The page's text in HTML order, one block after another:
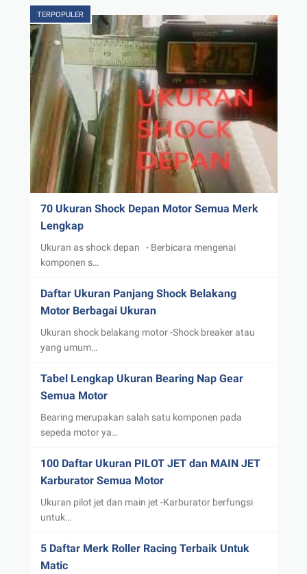
TERPOPULER
70 Ukuran Shock Depan Motor Semua Merk
Lengkap
Ukuran as shock depan - Berbicara mengenai
komponen s…
Daftar Ukuran Panjang Shock Belakang
Motor Berbagai Ukuran
Ukuran shock belakang motor -Shock breaker atau
yang umum…
Tabel Lengkap Ukuran Bearing Nap Gear
Semua Motor
Bearing merupakan salah satu komponen pada
sepeda motor ya…
100 Daftar Ukuran PILOT JET dan MAIN JET
Karburator Semua Motor
Ukuran pilot jet dan main jet -Karburator berfungsi
untuk…
5 Daftar Merk Roller Racing Terbaik Untuk
Matic